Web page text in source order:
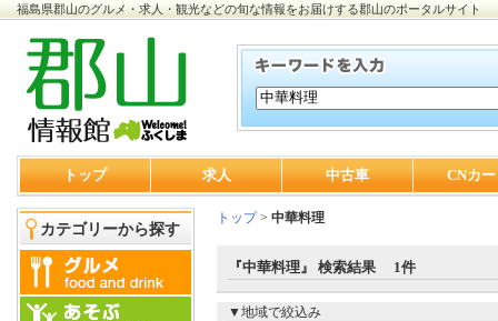
福島県郡山のグルメ・求人・観光などの旬な情報をお届けする郡山のポータルサイト
トップ 求人 中古車 CNカ
カテゴリーから探す
トップ> 中華料理
『中華料理』 検索結果 1件
▼地域で絞込み